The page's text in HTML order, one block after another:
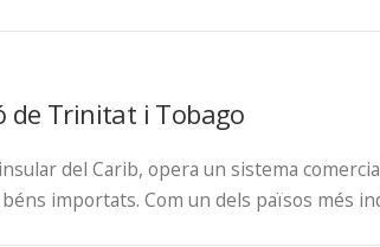
de Trinitat i Tobago
del Carib, opera un sistema
importats. Com un dels països més